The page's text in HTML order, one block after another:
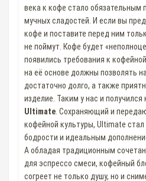
века к кофе стало обязательным
мучных сладостей. И если вы
кофе и поставите перед ним
не поймут. Кофе будет
появились требования к
на её основе должны позволять
достаточно долго, а также
изделие. Таким у нас и
Ultimate . Сохраняющий и
кофейной культуры, Ultimate
бодрости и идеальным
А обладая традиционным
для эспрессо смеси, кофейный
согреет не только душу, но и